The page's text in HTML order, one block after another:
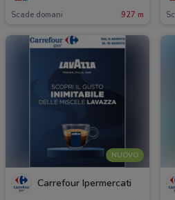
Scade domani 927 m
NUOVO
Carrefour Ipermercati